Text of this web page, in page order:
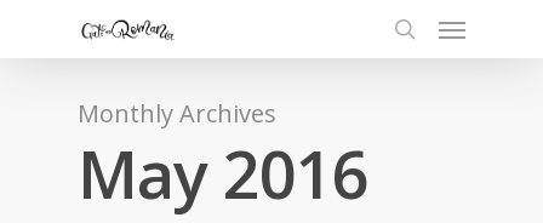
Monthly Archives
May 2016